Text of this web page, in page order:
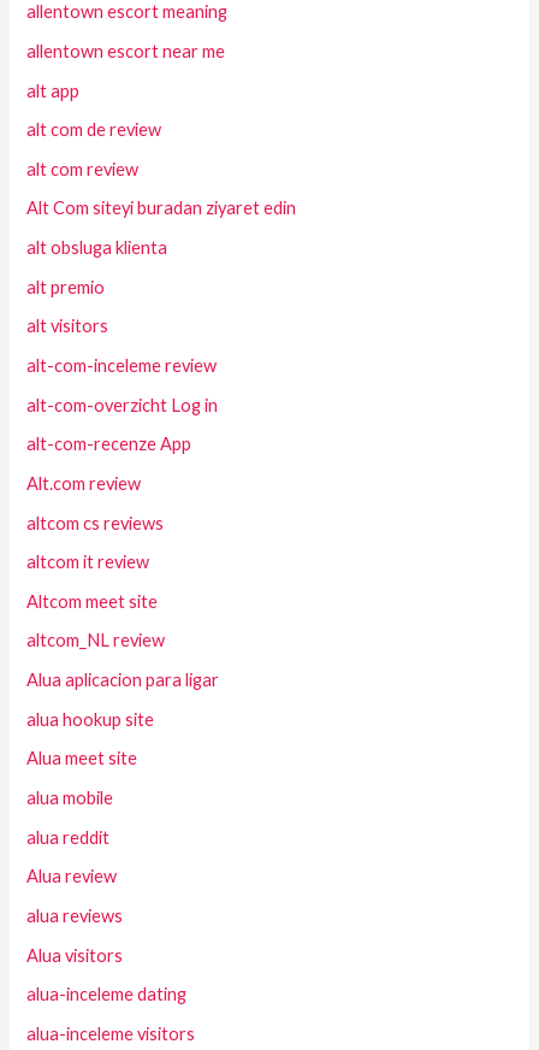
allentown escort meaning
allentown escort near me
alt app
alt com de review
alt com review
Alt Com siteyi buradan ziyaret edin
alt obsluga klienta
alt premio
alt visitors
alt-com-inceleme review
alt-com-overzicht Log in
alt-com-recenze App
Alt.com review
altcom cs reviews
altcom it review
Altcom meet site
altcom_NL review
Alua aplicacion para ligar
alua hookup site
Alua meet site
alua mobile
alua reddit
Alua review
alua reviews
Alua visitors
alua-inceleme dating
alua-inceleme visitors